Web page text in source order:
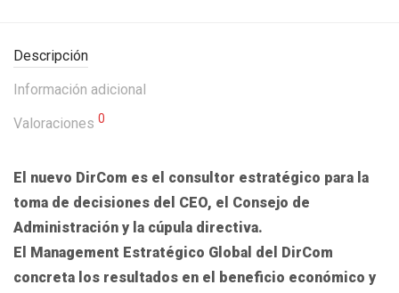
Descripción
Información adicional
Valoraciones 0
El nuevo DirCom es el consultor estratégico para la
toma de decisiones del CEO, el Consejo de
Administración y la cúpula directiva.
El Management Estratégico Global del DirCom
concreta los resultados en el beneficio económico y